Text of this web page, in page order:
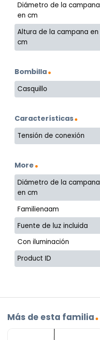
Diámetro de la campana
en cm
Altura de la campana en
cm
Bombilla
Casquillo
Características
Tensión de conexión
More
Diámetro de la campana
en cm
Familienaam
Fuente de luz incluida
Con iluminación
Product ID
Más de esta familia